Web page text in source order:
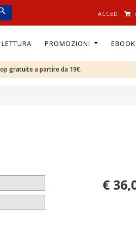
ACCEDI
PROMOZIONI EBOOK
gratuite a partire da 19€.
€